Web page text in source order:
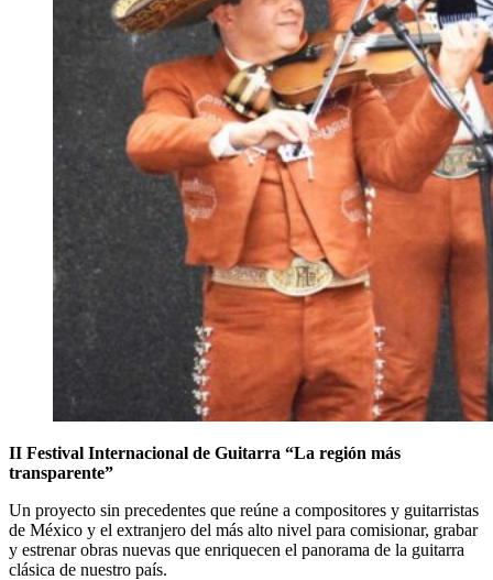
II Festival Internacional de Guitarra “La región más
transparente”
Un proyecto sin precedentes que reúne a compositores y guitarristas
de México y el extranjero del más alto nivel para comisionar, grabar
y estrenar obras nuevas que enriquecen el panorama de la guitarra
clásica de nuestro país.